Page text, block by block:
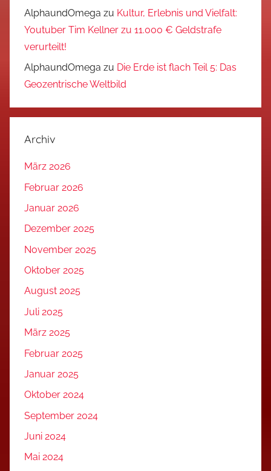
AlphaundOmega zu Kultur, Erlebnis und Vielfalt:
Youtuber Tim Kellner zu 11.000 € Geldstrafe
verurteilt!
AlphaundOmega zu Die Erde ist flach Teil 5: Das
Geozentrische Weltbild
Archiv
März 2026
Februar 2026
Januar 2026
Dezember 2025
November 2025
Oktober 2025
August 2025
Juli 2025
März 2025
Februar 2025
Januar 2025
Oktober 2024
September 2024
Juni 2024
Mai 2024